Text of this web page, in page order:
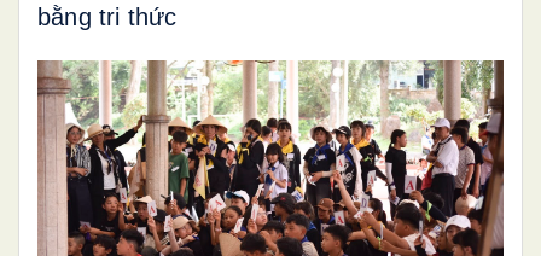
bằng tri thức